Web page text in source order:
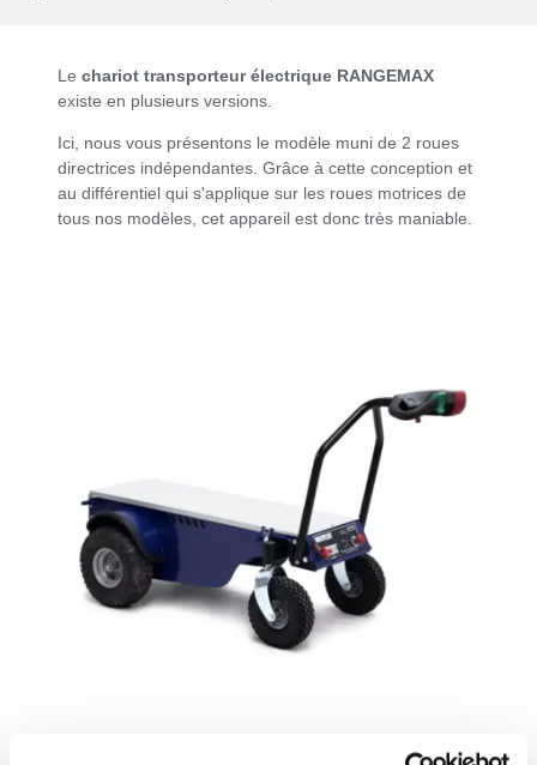
Le chariot transporteur électrique RANGEMAX
existe en plusieurs versions.
Ici, nous vous présentons le modèle muni de 2 roues
directrices indépendantes. Grâce à cette conception et
au différentiel qui s'applique sur les roues motrices de
tous nos modèles, cet appareil est donc très maniable.